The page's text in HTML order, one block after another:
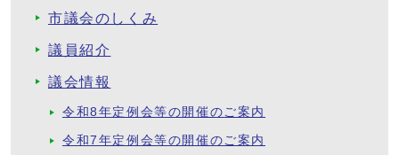
市議会のしくみ
議員紹介
議会情報
令和8年定例会等の開催のご案内
令和7年定例会等の開催のご案内